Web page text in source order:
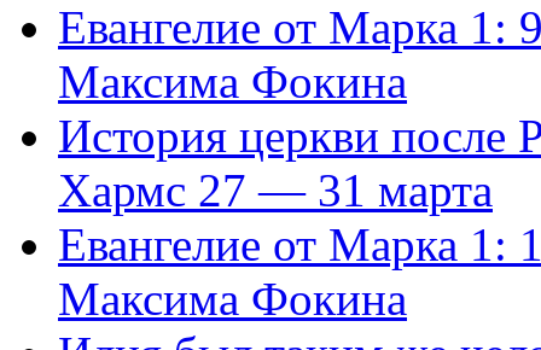
Евангелие от Марка 1:
Максима Фокина
История церкви
Хармс 27 — 31 марта
Евангелие от Марка 1:
Максима Фокина